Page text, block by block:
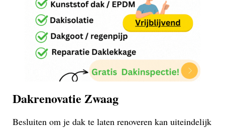
Dakrenovatie Zwaag
Besluiten om je dak te laten renoveren kan uiteindelijk